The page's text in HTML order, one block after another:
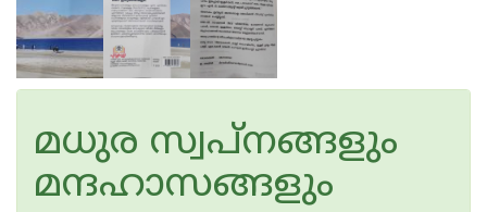
മധുര സ്വപ്നങ്ങളും
മന്ദഹാസങ്ങളും